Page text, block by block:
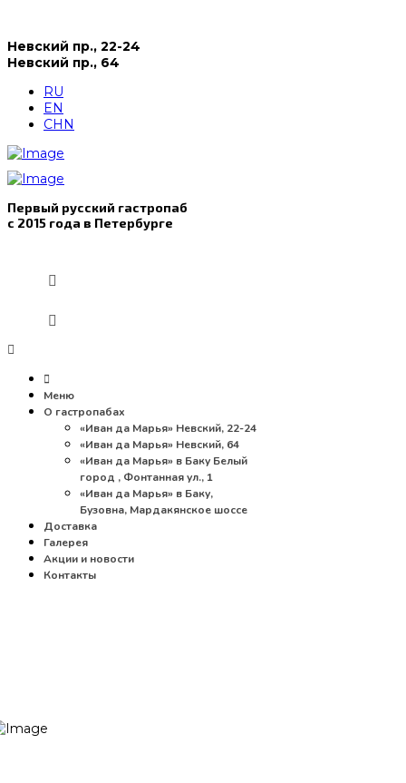
Невский пр., 22-24
Невский пр., 64
RU
EN
CHN
Первый русский гастропаб
с 2015 года в Петербурге
Меню
О гастропабах
«Иван да Марья» Невский, 22-24
«Иван да Марья» Невский, 64
«Иван да Марья» в Баку Белый
город , Фонтанная ул., 1
«Иван да Марья» в Баку,
Бузовна, Мардакянское шоссе
Доставка
Галерея
Акции и новости
Контакты